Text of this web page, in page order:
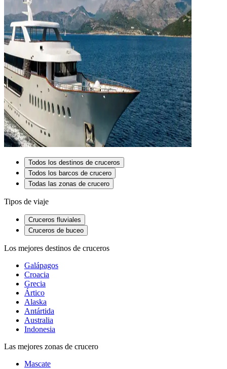
Todos los destinos de cruceros
Todos los barcos de crucero
Todas las zonas de crucero
Tipos de viaje
Cruceros fluviales
Cruceros de buceo
Los mejores destinos de cruceros
Galápagos
Croacia
Grecia
Ártico
Alaska
Antártida
Australia
Indonesia
Las mejores zonas de crucero
Mascate